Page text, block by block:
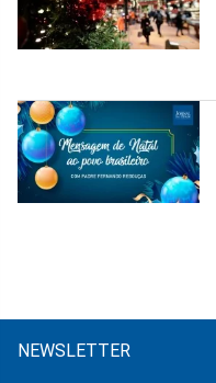
NEWSLETTER